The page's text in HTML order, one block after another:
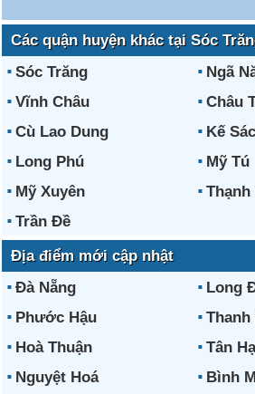
Các quận huyện khác tại Sóc
Sóc Trăng
Ngã
Vĩnh Châu
Châu
Cù Lao Dung
Kế
Long Phú
Mỹ Tú
Mỹ Xuyên
Thạnh
Trần Đề
Địa điểm mới cập nhật
Đà Nẵng
Long
Phước Hậu
Hoà Thuận
Tân
Nguyệt Hoá
Bình